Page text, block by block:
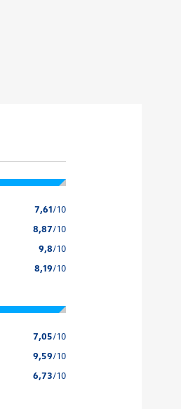
7,61/10
8,87/10
9,8/10
8,19/10
7,05/10
9,59/10
6,73/10